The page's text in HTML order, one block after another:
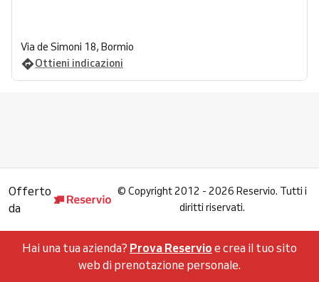
Via de Simoni 18, Bormio
Ottieni indicazioni
Offerto
da
© Copyright 2012 - 2026 Reservio. Tutti i
diritti riservati.
Hai una tua azienda? Prova Reservio e crea il tuo sito
web di prenotazione personale.